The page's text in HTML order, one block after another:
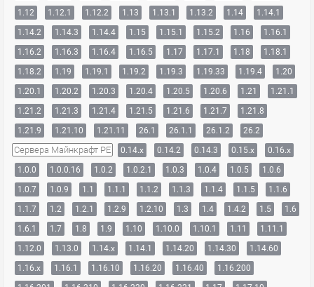
1.12
1.12.1 1.12.2 1.13 1.13.1 1.13.2 1.14
1.14.1
1.14.2
1.14.3 1.14.4 1.15 1.15.1 1.15.2 1.16
1.16.1
1.16.2
1.16.3 1.16.4 1.16.5 1.17 1.17.1 1.18
1.18.1
1.18.2
1.19 1.19.1 1.19.2 1.19.3 1.19.33 1.19.4
1.20
1.20.1
1.20.2 1.20.3 1.20.4 1.20.5 1.20.6 1.21
1.21.1
1.21.2
1.21.3 1.21.4 1.21.5 1.21.6 1.21.7
1.21.8
1.21.9
1.21.10 1.21.11 26.1 26.1.1 26.1.2 26.2
Сервера Майнкрафт PE 0.14.x 0.14.2 0.14.3 0.15.x
0.16.x
1.0.0
1.0.0.16 1.0.2 1.0.2.1 1.0.3 1.0.4 1.0.5
1.0.6
1.0.7
1.0.9 1.1 1.1.1 1.1.2 1.1.3 1.1.4 1.1.5
1.1.6
1.1.7
1.2 1.2.1 1.2.9 1.2.10 1.3 1.4 1.4.2 1.5
1.6
1.6.1
1.7 1.8 1.9 1.10 1.10.0 1.10.1 1.11
1.11.1
1.12.0
1.13.0 1.14.x 1.14.1 1.14.20 1.14.30
1.14.60
1.16.x
1.16.1 1.16.10 1.16.20 1.16.40
1.16.200